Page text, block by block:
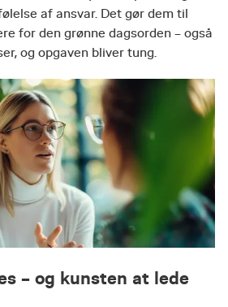
af ansvar. Det gør dem til
for den grønne dagsorden – også
og opgaven bliver tung.
– og kunsten at lede